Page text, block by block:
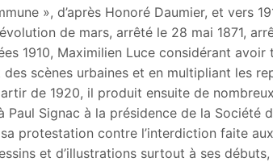
», d’après Honoré Daumier, et vers
de mars, arrêté le 28 mai 1871,
1910, Maximilien Luce considérant
scènes urbaines et en multipliant les
de 1920, il produit ensuite de
Signac à la présidence de la
protestation contre l’interdiction faite
et d’illustrations surtout à ses